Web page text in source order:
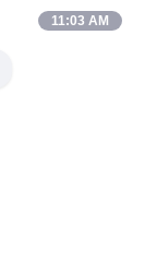
11:03 AM